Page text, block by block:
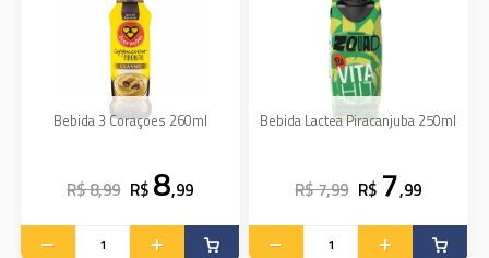
Bebida 3 Coraçoes 260ml
R$ 8,99 R$ 8,99
Bebida Lactea Piracanjuba 250ml
R$ 7,99 R$ 7,99